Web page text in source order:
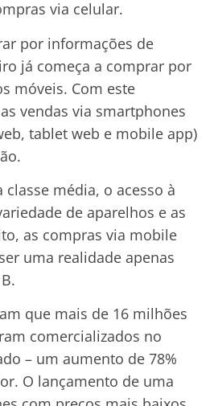
via celular.
por informações de
já começa a comprar por
móveis. Com este
vendas via smartphones
tablet web e mobile app)
classe média, o acesso à
de aparelhos e as
as compras via mobile
uma realidade apenas
que mais de 16 milhões
comercializados no
– um aumento de 78%
O lançamento de uma